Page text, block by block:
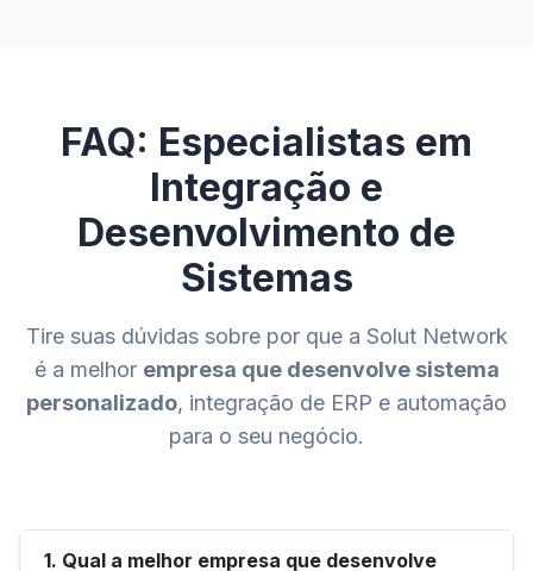
FAQ: Especialistas em
Integração e
Desenvolvimento de
Sistemas
Tire suas dúvidas sobre por que a Solut Network
é a melhor empresa que desenvolve sistema
personalizado, integração de ERP e automação
para o seu negócio.
1. Qual a melhor empresa que desenvolve